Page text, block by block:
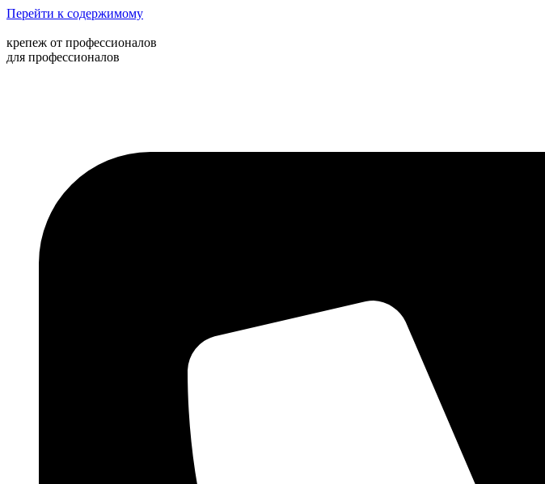
Перейти к содержимому
крепеж от профессионалов
для профессионалов